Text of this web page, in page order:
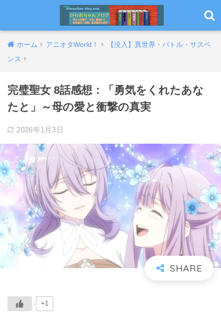
ホーム アニオタWorld！
【没入】異世界・バトル・サスペ
ンス
完璧聖女 8話感想：「勇気をくれたあな
たと」～母の愛と衝撃の真実
2026年1月3日
+1